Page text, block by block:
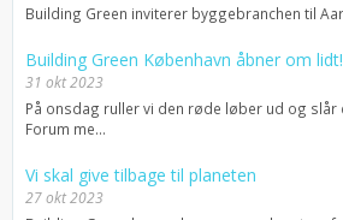
Building Green inviterer byggebranchen til
Building Green København åbner om lidt!
31 okt 2023
På onsdag ruller vi den røde løber ud og slår
Forum me...
Vi skal give tilbage til planeten
27 okt 2023